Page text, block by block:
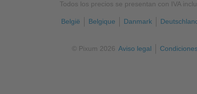
Todos los precios se presentan con IVA
België Belgique Danmark
© Pixum 2026 Aviso legal